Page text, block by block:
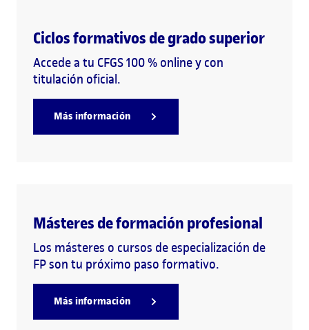
Ciclos formativos de grado superior
Accede a tu CFGS 100 % online y con
titulación oficial.
Más información
Másteres de formación profesional
Los másteres o cursos de especialización de
FP son tu próximo paso formativo.
Más información